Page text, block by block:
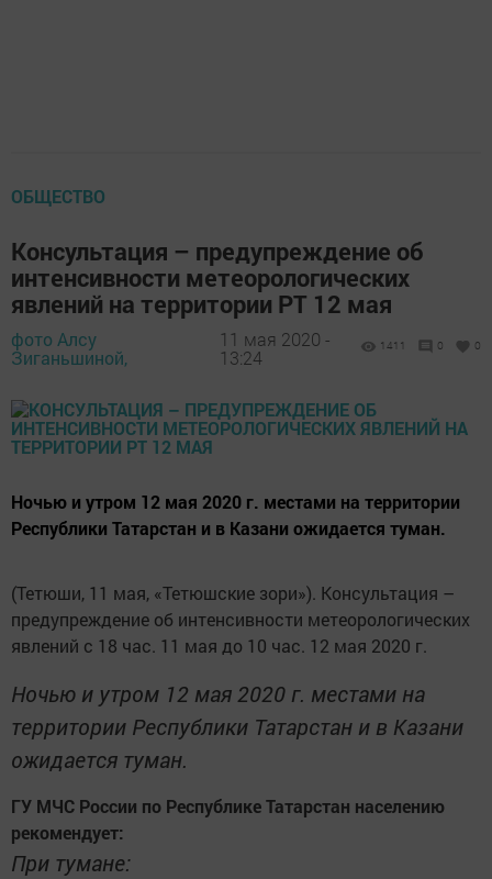
ОБЩЕСТВО
Консультация – предупреждение об
интенсивности метеорологических
явлений на территории РТ 12 мая
фото Алсу
Зиганьшиной,
11 мая 2020 -
13:24
1411 0 0
Ночью и утром 12 мая 2020 г. местами на территории
Республики Татарстан и в Казани ожидается туман.
(Тетюши, 11 мая, «Тетюшские зори»). Консультация –
предупреждение об интенсивности метеорологических
явлений с 18 час. 11 мая до 10 час. 12 мая 2020 г.
Ночью и утром 12 мая 2020 г. местами на
территории Республики Татарстан и в Казани
ожидается туман.
ГУ МЧС России по Республике Татарстан населению
рекомендует:
При тумане: